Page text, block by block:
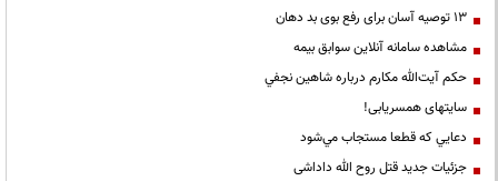
13 توصیه آسان برای رفع بوی بد دهان
مشاهده سامانه آنلاين سوابق بیمه
حكم آيت‌الله مكارم درباره شاهين نجفي
سایتهای همسریابی!
دعايي كه قطعا مستجاب مي‌شود
جزئیات جدید قتل روح الله داداشی